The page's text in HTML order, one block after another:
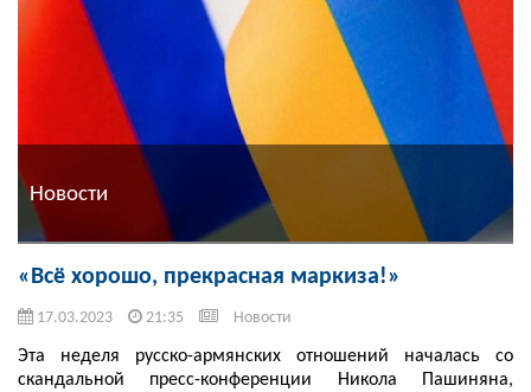
Новости
«Всё хорошо, прекрасная маркиза!»
17.03.2023 21:35 Новости
Эта неделя русско-армянских отношений началась со
скандальной пресс-конференции Никола Пашиняна,